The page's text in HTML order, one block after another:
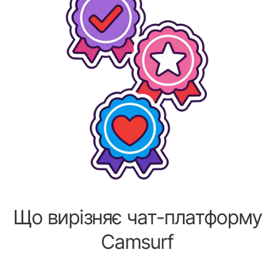
Що вирізняє чат-платформу
Camsurf